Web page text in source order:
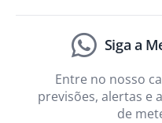
Siga a
Entre no nosso
previsões, alertas e
de